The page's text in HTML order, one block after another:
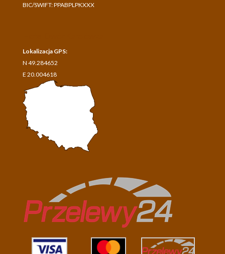
BIC/SWIFT: PPABPLPKXXX
Lokalizacja GPS:
N 49.284652
E 20.004618